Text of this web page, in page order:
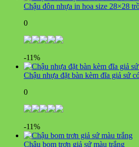
Chậu đôn nhựa in hoa size 28×28
0
-11%
Chậu nhựa đặt bàn kèm đĩa giả sứ
0
-11%
Chậu bom trơn giả sứ màu trắng